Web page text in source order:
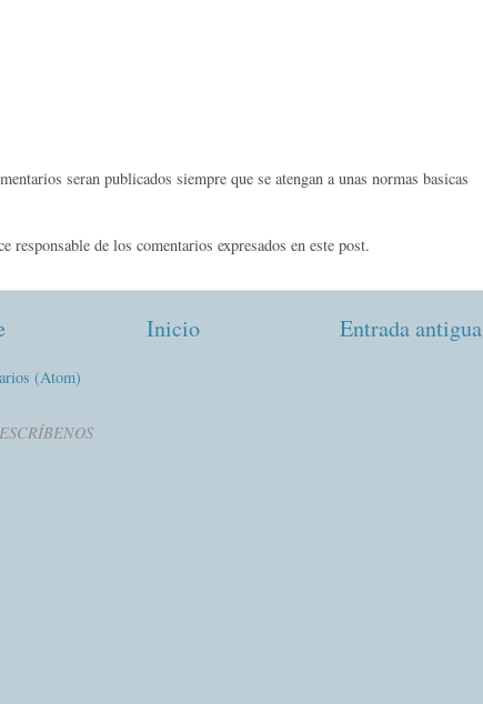
seran publicados siempre que se atengan a unas normas basicas
responsable de los comentarios expresados en este post.
Entrada antigua
Inicio
(Atom)